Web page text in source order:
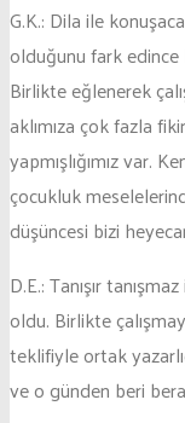
G.K.: Dila ile
olduğunu fark
Birlikte eğlenerek
aklımıza çok fazla
yapmışlığımız var.
çocukluk
düşüncesi bizi
D.E.: Tanışır
oldu. Birlikte
teklifiyle ortak
ve o günden beri